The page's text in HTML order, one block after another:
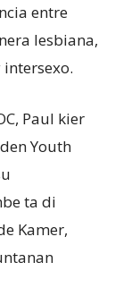
entre
lesbiana,
Paul kier
Youth
ta di
Kamer,